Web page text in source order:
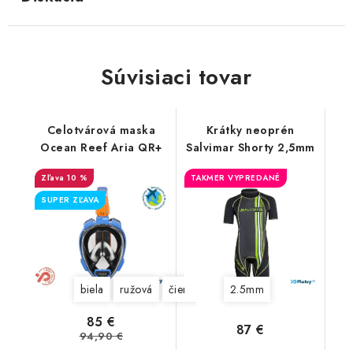
Súvisiaci tovar
Celotvárová maska
Ocean Reef Aria QR+
10 %
SUPER ZĽAVA
biela ružová čierna červená modrá
85 €
94,90 €
Krátky neoprén
Salvimar Shorty 2,5mm
TAKMER VYPREDANÉ
2.5mm
87 €